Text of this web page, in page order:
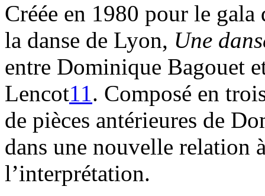
Créée en 1980 pour le
la danse de Lyon, Une
entre Dominique Bagouet
Lencot11. Composé en
de pièces antérieures de
dans une nouvelle relation
l’interprétation.